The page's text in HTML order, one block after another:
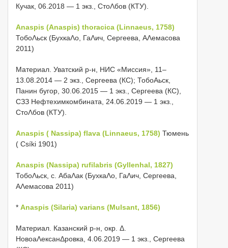
Кучак, 06.2018 — 1 экз., СтоΛбов (КТУ).
Anaspis (Anaspis) thoracica (Linnaeus, 1758)
ТобоΛьск (БухкаΛо, ГаΛич, Сергеева, АΛемасова
2011)
Материал. Уватский р-н, НИС «Миссия», 11–
13.08.2014 — 2 экз., Сергеева (КС); ТобоΑьск,
Панин бугор, 30.06.2015 — 1 экз., Сергеева (КС),
СЗЗ Нефтехимкомбината, 24.06.2019 — 1 экз.,
СтоΛбов (КТУ).
Anaspis ( Nassipa) flava (Linnaeus, 1758) Тюмень
( Csíki 1901)
Anaspis (Nassipa) rufilabris (Gyllenhal, 1827)
ТобоΛьск, с. АбаΛак (БухкаΛо, ГаΛич, Сергеева,
АΛемасова 2011)
* Anaspis (Silaria) varians (Mulsant, 1856)
Материал. Казанский р-н, окр. Δ.
НовоаΛексанΔровка, 4.06.2019 — 1 экз., Сергеева